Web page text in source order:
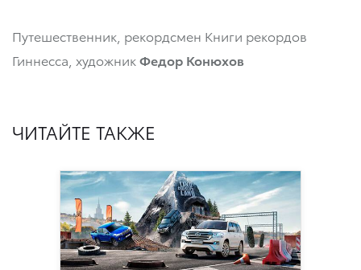
Путешественник, рекордсмен Книги рекордов
Гиннесса, художникФедор Конюхов
ЧИТАЙТЕ ТАКЖЕ